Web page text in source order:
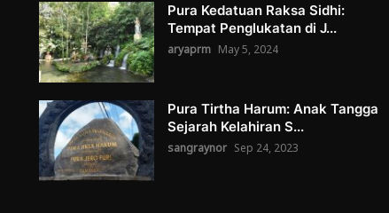
Pura Kedatuan Raksa Sidhi:
Tempat Penglukatan di J...
aryaprm May 5, 2024
Pura Tirtha Harum: Anak Tangga
Sejarah Kelahiran S...
sangraynor Sep 24, 2023